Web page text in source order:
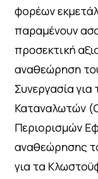
φορέων
παραμένουν
προσεκτική
αναθεώρηση
Συνεργασία
Καταναλωτών
Περιορισμών
αναθεώρησης
για τα